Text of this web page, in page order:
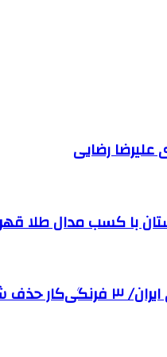
علیرضا رضایی
با کسب مدال طلا
حذف شدند